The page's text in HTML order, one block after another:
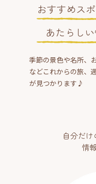
おすすめス
あたらし
季節の景色や名所、
などこれからの旅、
が見つかります♪
自分だ
情